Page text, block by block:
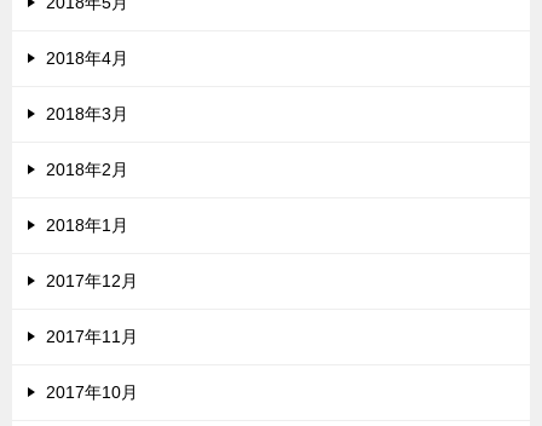
2018年4月
2018年3月
2018年2月
2018年1月
2017年12月
2017年11月
2017年10月